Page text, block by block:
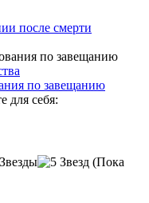
после смерти
по завещанию
для себя:
(Пока